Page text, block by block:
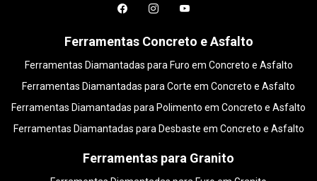
Ferramentas Concreto e Asfalto
Ferramentas Diamantadas para Furo em Concreto e Asfalto
Ferramentas Diamantadas para Corte em Concreto e Asfalto
Ferramentas Diamantadas para Polimento em Concreto e Asfalto
Ferramentas Diamantadas para Desbaste em Concreto e Asfalto
Ferramentas para Granito